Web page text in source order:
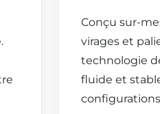
Conçu sur-
virages et
technologie
fluide et